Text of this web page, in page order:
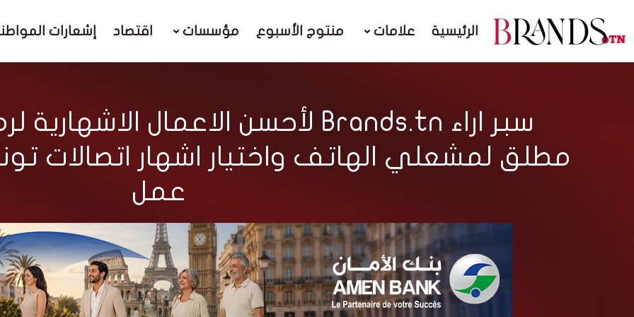
الرئيسية علامات منتوج الأسبوع مؤسسات اقتصاد إشعارات
مطلق لمشعلي الهاتف واختيار اشهار اتصالات
عمل